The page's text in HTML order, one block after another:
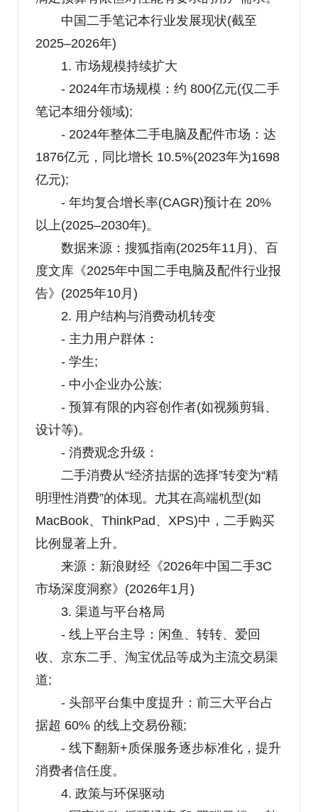
中国二手笔记本行业发展现状(截至
2025–2026年)
1. 市场规模持续扩大
- 2024年市场规模：约 800亿元(仅二手
笔记本细分领域);
- 2024年整体二手电脑及配件市场：达
1876亿元，同比增长 10.5%(2023年为1698
亿元);
- 年均复合增长率(CAGR)预计在 20%
以上(2025–2030年)。
数据来源：搜狐指南(2025年11月)、百
度文库《2025年中国二手电脑及配件行业报
告》(2025年10月)
2. 用户结构与消费动机转变
- 主力用户群体：
- 学生;
- 中小企业办公族;
- 预算有限的内容创作者(如视频剪辑、
设计等)。
- 消费观念升级：
二手消费从“经济拮据的选择”转变为“精
明理性消费”的体现。尤其在高端机型(如
MacBook、ThinkPad、XPS)中，二手购买
比例显著上升。
来源：新浪财经《2026年中国二手3C
市场深度洞察》(2026年1月)
3. 渠道与平台格局
- 线上平台主导：闲鱼、转转、爱回
收、京东二手、淘宝优品等成为主流交易渠
道;
- 头部平台集中度提升：前三大平台占
据超 60% 的线上交易份额;
- 线下翻新+质保服务逐步标准化，提升
消费者信任度。
4. 政策与环保驱动